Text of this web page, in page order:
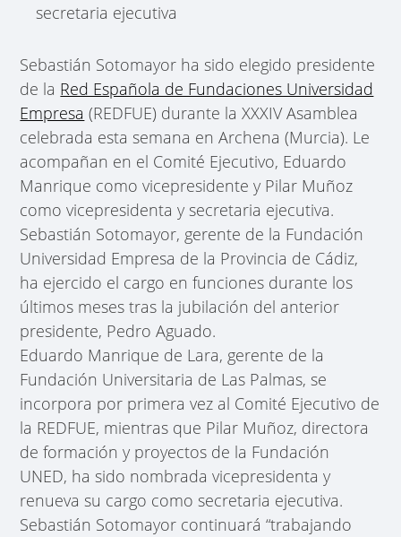
secretaria ejecutiva
Sebastián Sotomayor ha sido elegido presidente
de la Red Española de Fundaciones Universidad
Empresa (REDFUE) durante la XXXIV Asamblea
celebrada esta semana en Archena (Murcia). Le
acompañan en el Comité Ejecutivo, Eduardo
Manrique como vicepresidente y Pilar Muñoz
como vicepresidenta y secretaria ejecutiva.
Sebastián Sotomayor, gerente de la Fundación
Universidad Empresa de la Provincia de Cádiz,
ha ejercido el cargo en funciones durante los
últimos meses tras la jubilación del anterior
presidente, Pedro Aguado.
Eduardo Manrique de Lara, gerente de la
Fundación Universitaria de Las Palmas, se
incorpora por primera vez al Comité Ejecutivo de
la REDFUE, mientras que Pilar Muñoz, directora
de formación y proyectos de la Fundación
UNED, ha sido nombrada vicepresidenta y
renueva su cargo como secretaria ejecutiva.
Sebastián Sotomayor continuará “trabajando